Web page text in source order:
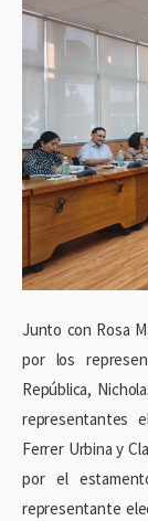
Junto con Rosa
por los
República,
representantes
Ferrer Urbina y
por el
representante